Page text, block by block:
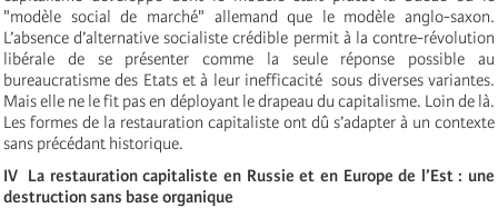
"modèle social de marché" allemand que le modèle anglo-saxon.
L’absence d’alternative socialiste crédible permit à la contre-révolution
libérale de se présenter comme la seule réponse possible au
bureaucratisme des Etats et à leur inefficacité ­ sous diverses variantes.
Mais elle ne le fit pas en déployant le drapeau du capitalisme. Loin de là.
Les formes de la restauration capitaliste ont dû s’adapter à un contexte
sans précédant historique.
IV ­ La restauration capitaliste en Russie et en Europe de l’Est : une
destruction sans base organique